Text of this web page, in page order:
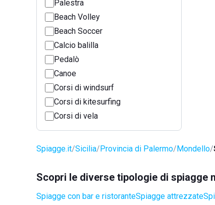
Palestra
Beach Volley
Beach Soccer
Calcio balilla
Pedalò
Canoe
Corsi di windsurf
Corsi di kitesurfing
Corsi di vela
Spiagge.it Sicilia Provincia di Palermo Mondello
Scopri le diverse tipologie di spiagge
Spiagge con bar e ristoranteSpiagge attrezzate